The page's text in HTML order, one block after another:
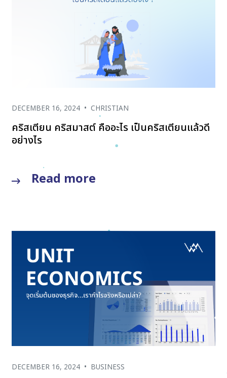
DECEMBER 16, 2024 • CHRISTIAN
คริสเตียน คริสมาสต์ คืออะไร เป็นคริสเตียนแล้วดี
อย่างไร
Read more
DECEMBER 16, 2024 • BUSINESS